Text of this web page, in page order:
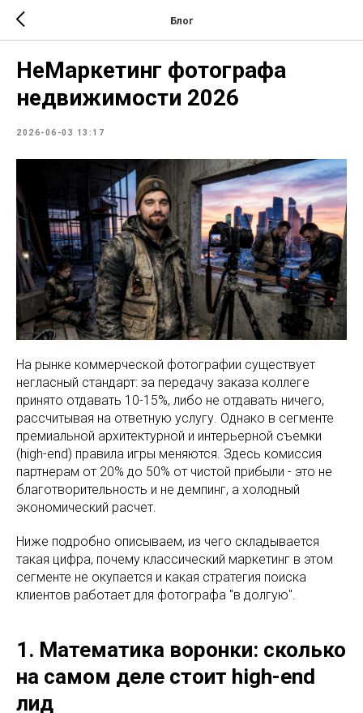
Блог
НеМаркетинг фотографа
недвижимости 2026
2026-06-03 13:17
На рынке коммерческой фотографии существует
негласный стандарт: за передачу заказа коллеге
принято отдавать 10-15%, либо не отдавать ничего,
рассчитывая на ответную услугу. Однако в сегменте
премиальной архитектурной и интерьерной съемки
(high-end) правила игры меняются. Здесь комиссия
партнерам от 20% до 50% от чистой прибыли - это не
благотворительность и не демпинг, а холодный
экономический расчет.
Ниже подробно описываем, из чего складывается
такая цифра, почему классический маркетинг в этом
сегменте не окупается и какая стратегия поиска
клиентов работает для фотографа "в долгую".
1. Математика воронки: сколько
на самом деле стоит high-end
лид